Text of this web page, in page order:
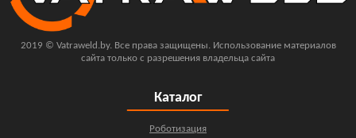
2019 © Vatraweld.by. Все права защищены. Использование материалов
сайта только с разрешения владельца сайта
Каталог
Роботизация